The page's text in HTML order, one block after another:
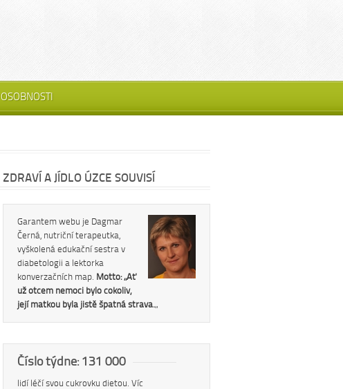
OSOBNOSTI
ZDRAVÍ A JÍDLO ÚZCE SOUVISÍ
Garantem webu je Dagmar
Černá, nutriční terapeutka,
vyškolená edukační sestra v
diabetologii a lektorka
konverzačních map. Motto: „Ať
už otcem nemoci bylo cokoliv,
její matkou byla jistě špatná strava.„
Číslo týdne: 131 000
lidí léčí svou cukrovku dietou. Víc